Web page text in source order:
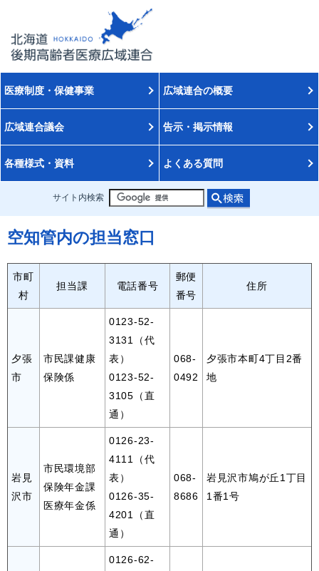
医療制度・保健事業 広域連合の概要
広域連合議会 告示・掲示情報
各種様式・資料 よくある質問
サイト内検索
空知管内の担当窓口
市町
村
担当課 電話番号
郵便
番号
住所
夕張
市
市民課健康
保険係
0123-52-
3131（代
表）
0123-52-
3105（直
通）
068-
0492
夕張市本町4丁目2番
地
岩見
沢市
市民環境部
保険年金課
医療年金係
0126-23-
4111（代
表）
0126-35-
4201（直
通）
068-
8686
岩見沢市鳩が丘1丁目
1番1号
0126-62-